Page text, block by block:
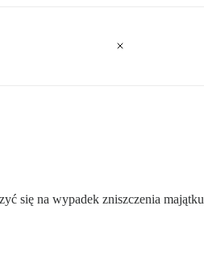
się na wypadek zniszczenia majątku